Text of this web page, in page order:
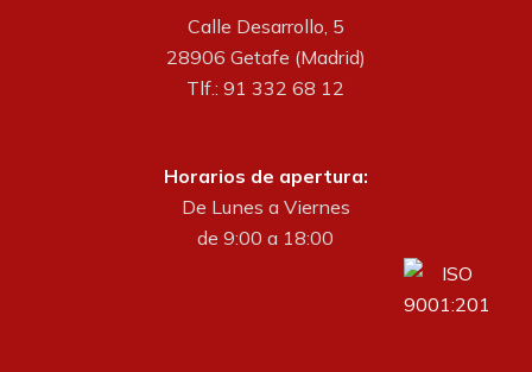
Calle Desarrollo, 5
28906 Getafe (Madrid)
Tlf.: 91 332 68 12
Horarios de apertura:
De Lunes a Viernes
de 9:00 a 18:00